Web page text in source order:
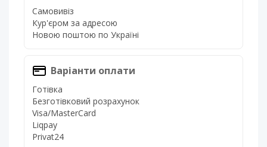
Самовивіз
Кур'єром за адресою
Новою поштою по Україні
Варіанти оплати
Готівка
Безготівковий розрахунок
Visa/MasterCard
Liqpay
Privat24